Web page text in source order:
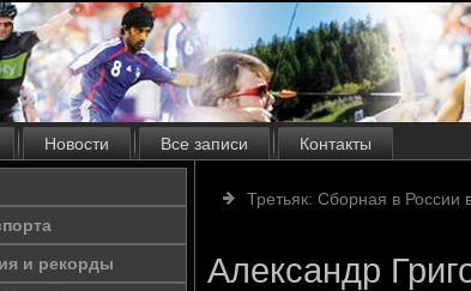
Новости Все записи Контакты
и рекорды
Третьяк: Сборная в России
Александр